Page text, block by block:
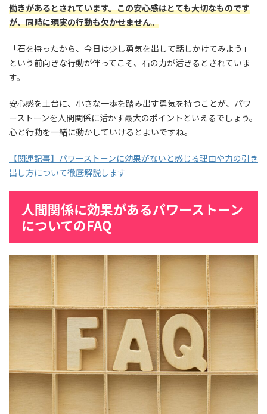
働きがあるとされています。この安心感はとても大切なものです
が、同時に現実の行動も欠かせません。
「石を持ったから、今日は少し勇気を出して話しかけてみよう」
という前向きな行動が伴ってこそ、石の力が活きるとされていま
す。
安心感を土台に、小さな一歩を踏み出す勇気を持つことが、パワ
ーストーンを人間関係に活かす最大のポイントといえるでしょう。
心と行動を一緒に動かしていけるとよいですね。
【関連記事】パワーストーンに効果がないと感じる理由や力の引き
出し方について徹底解説します
人間関係に効果があるパワーストーン
についてのFAQ